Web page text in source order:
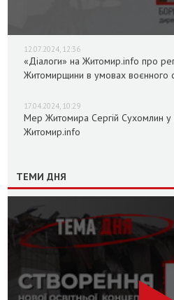
12.07.2024, 12:36
«Діалоги» на Житомир.info про
Житомирщини в умовах воєнного
17.04.2024, 10:29
Мер Житомира Сергій Сухомлин у
Житомир.info
ТЕМИ ДНЯ